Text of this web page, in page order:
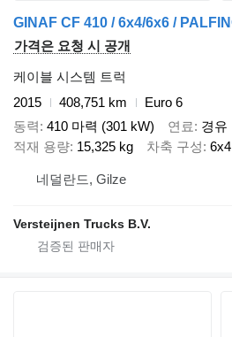
가격은 요청 시 공개
케이블 시스템 트럭
2015
408,751 km
Euro 6
동력 410 마력 (301 kW) 연료
경유
적재 용량 15,325 kg 차축 구성 6x4
네덜란드, Gilze
Versteijnen Trucks B.V.